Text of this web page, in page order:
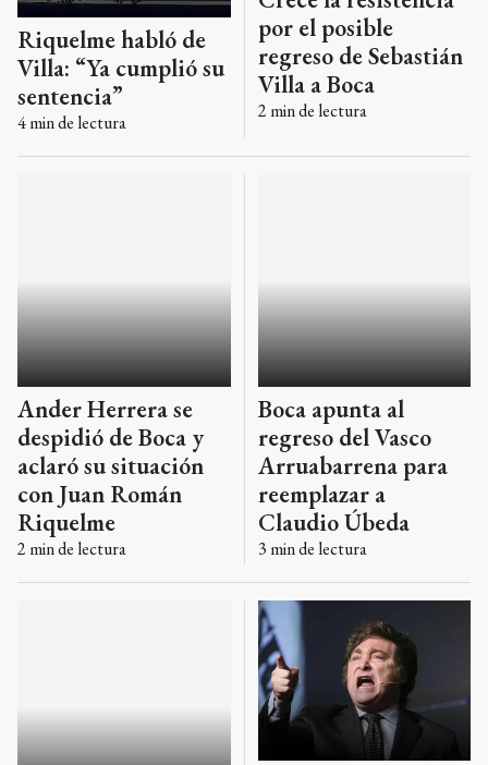
Riquelme habló de
Villa: “Ya cumplió su
sentencia”
4min de lectura
por el posible
regreso de Sebastián
Villa a Boca
2 min de lectura
Ander Herrera se
despidió de Boca y
aclaró su situación
con Juan Román
Riquelme
2 min de lectura
Boca apunta al
regreso del Vasco
Arruabarrena para
reemplazar a
Claudio Úbeda
3 min de lectura